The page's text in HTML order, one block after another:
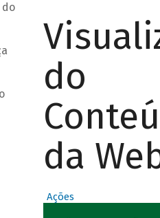
do
da
Ações